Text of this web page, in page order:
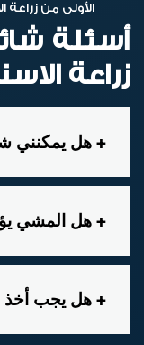
الأولى من زراعة
أسئلة
زراعة
هل يمكنني
هل المشي
هل يجب أخذ